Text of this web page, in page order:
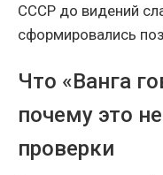
СССР до видений
сформировались
Что «Ванга
почему это
проверки